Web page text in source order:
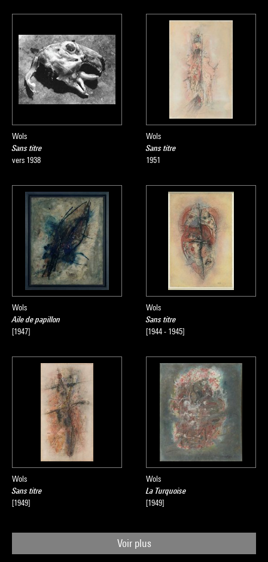
Wols
Sans titre
vers 1938
Wols
Sans titre
1951
Wols
Aile de papillon
[1947]
Wols
Sans titre
[1944 - 1945]
Wols
Sans titre
[1949]
Wols
La Turquoise
[1949]
Voir plus